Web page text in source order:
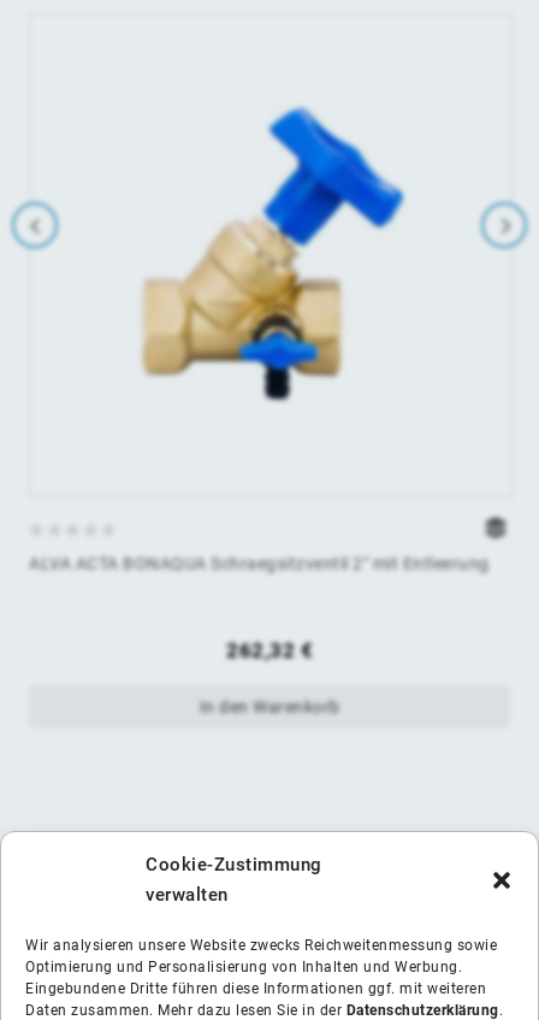
Cookie-Zustimmung
verwalten
Wir analysieren unsere Website zwecks Reichweitenmessung sowie
Optimierung und Personalisierung von Inhalten und Werbung.
Eingebundene Dritte führen diese Informationen ggf. mit weiteren
Daten zusammen. Mehr dazu lesen Sie in der Datenschutzerklärung.
ALVA ACTA BONAQUA Schraegsitzventil 2" mit Entleerung
262,32€
In den Warenkorb